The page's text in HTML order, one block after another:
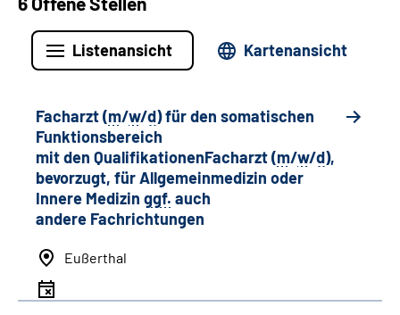
Listenansicht Kartenansicht
Facharzt (m/w/d) für den somatischen
Funktionsbereich
mit den QualifikationenFacharzt (m/w/d),
bevorzugt, für Allgemeinmedizin oder
Innere Medizin ggf. auch
andere Fachrichtungen
Eußerthal